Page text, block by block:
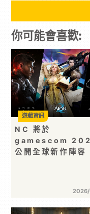
你可能會喜歡:
NC 將於
gamescom
公開全球新作陣容
遊戲資訊